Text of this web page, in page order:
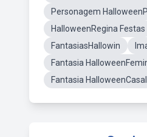
Personagem
HalloweenRegina Festas
FantasiasHallowin
Fantasia
Fantasia HalloweenCasal